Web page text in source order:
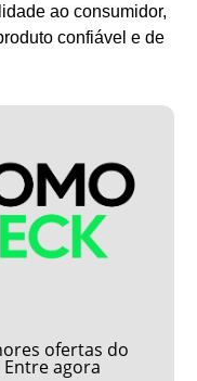
ao consumidor,
confiável e de
ofertas do
agora